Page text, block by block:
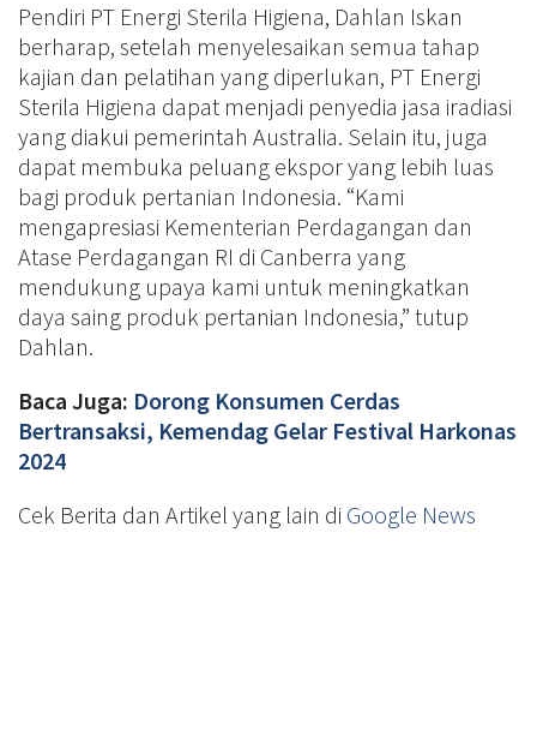
Pendiri PT Energi Sterila Higiena, Dahlan Iskan
berharap, setelah menyelesaikan semua tahap
kajian dan pelatihan yang diperlukan, PT Energi
Sterila Higiena dapat menjadi penyedia jasa iradiasi
yang diakui pemerintah Australia. Selain itu, juga
dapat membuka peluang ekspor yang lebih luas
bagi produk pertanian Indonesia. “Kami
mengapresiasi Kementerian Perdagangan dan
Atase Perdagangan RI di Canberra yang
mendukung upaya kami untuk meningkatkan
daya saing produk pertanian Indonesia,” tutup
Dahlan.
Baca Juga: Dorong Konsumen Cerdas
Bertransaksi, Kemendag Gelar Festival Harkonas
2024
Cek Berita dan Artikel yang lain di Google News